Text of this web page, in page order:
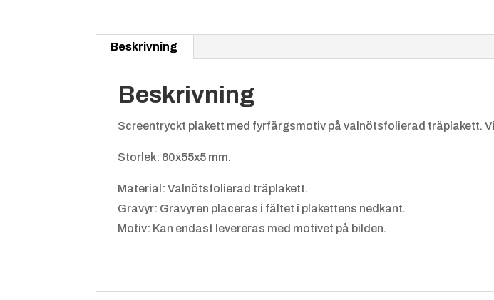
Beskrivning
Beskrivning
Screentryckt plakett med fyrfärgsmotiv på valnötsfolierad träplakett.
Storlek: 80x55x5 mm.
Material: Valnötsfolierad träplakett.
Gravyr: Gravyren placeras i fältet i plakettens nedkant.
Motiv: Kan endast levereras med motivet på bilden.